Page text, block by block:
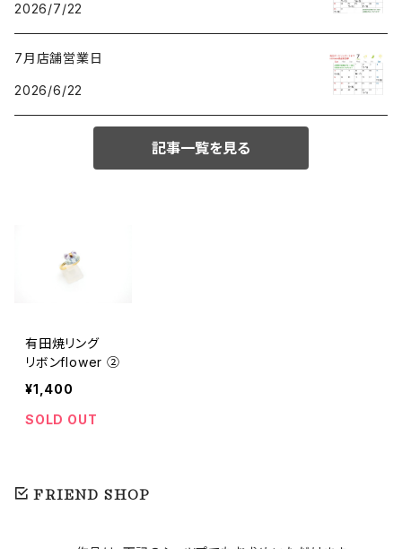
2026/7/22
7月店舗営業日
2026/6/22
記事一覧を見る
有田焼リング
リボンflower ②
¥1,400
SOLD OUT
FRIEND SHOP